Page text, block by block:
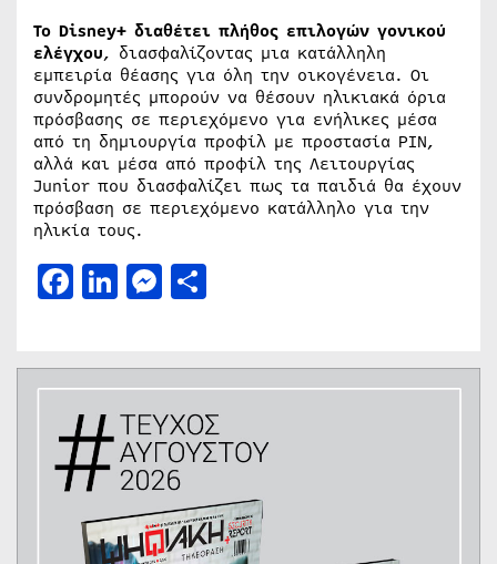
Το Disney+ διαθέτει πλήθος επιλογών γονικού
ελέγχου, διασφαλίζοντας μια κατάλληλη
εμπειρία θέασης για όλη την οικογένεια. Οι
συνδρομητές μπορούν να θέσουν ηλικιακά όρια
πρόσβασης σε περιεχόμενο για ενήλικες μέσα
από τη δημιουργία προφίλ με προστασία PIN,
αλλά και μέσα από προφίλ της Λειτουργίας
Junior που διασφαλίζει πως τα παιδιά θα έχουν
πρόσβαση σε περιεχόμενο κατάλληλο για την
ηλικία τους.
Facebook
LinkedIn
Messenger